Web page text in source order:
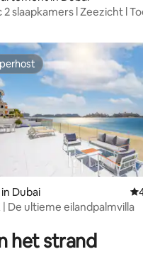
2 slaapkamers l Zeezicht l
van 5 op 5, 15
Dubai
| De ultieme eilandpalmvilla
het strand